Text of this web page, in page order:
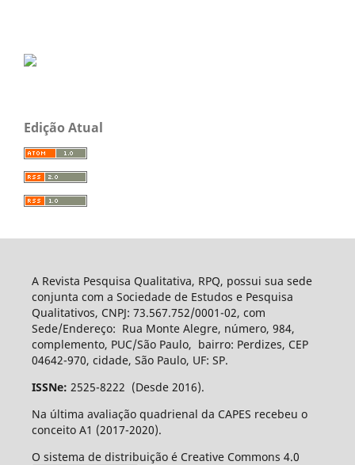
Edição Atual
A Revista Pesquisa Qualitativa, RPQ, possui sua sede
conjunta com a Sociedade de Estudos e Pesquisa
Qualitativos, CNPJ: 73.567.752/0001-02, com
Sede/Endereço: Rua Monte Alegre, número, 984,
complemento, PUC/São Paulo, bairro: Perdizes, CEP
04642-970, cidade, São Paulo, UF: SP.
ISSNe: 2525-8222 (Desde 2016).
Na última avaliação quadrienal da CAPES recebeu o
conceito A1 (2017-2020).
O sistema de distribuição é Creative Commons 4.0